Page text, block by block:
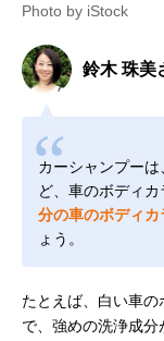
Photo by iStock
鈴木 珠美
カーシャンプー
ど、車のボディカ
分の車のボディ
ょう。
たとえば、白い車
で、強めの洗浄成分